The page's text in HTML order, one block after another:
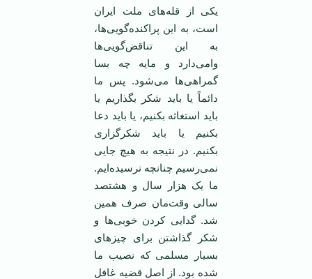
یکی از قله‌های ملت ایران
است، به این پراکنده‌گویی‌ها،
به این تناقض‌گویی‌ها
وامی‌دارد و مایه چه بسا
گمراهی‌ها می‌شود. پس ما
دائماً یا باید شکر بگذاریم یا
باید استغاثه بکنیم، یا باید دعا
بکنیم یا باید شکرگزاری
بکنیم. در نتیجه به هیچ جایی
نمی‌رسیم چنانچه نرسیده‌ایم.
ما یک هزار سال و هشتصد
سالی وقت‌مان صرف همین
شد. گدایی کردن خوبی‌ها و
شکر گذاشتن برای چیزهای
بسیار مسلمی که نصیب ما
شده بود. از اصل قضیه غافل